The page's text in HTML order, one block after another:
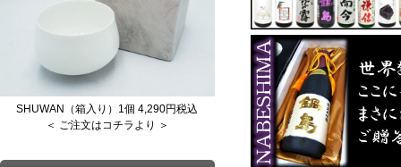
SHUWAN（箱入り）1個 4,290円税込
＜ ご注文はコチラより ＞